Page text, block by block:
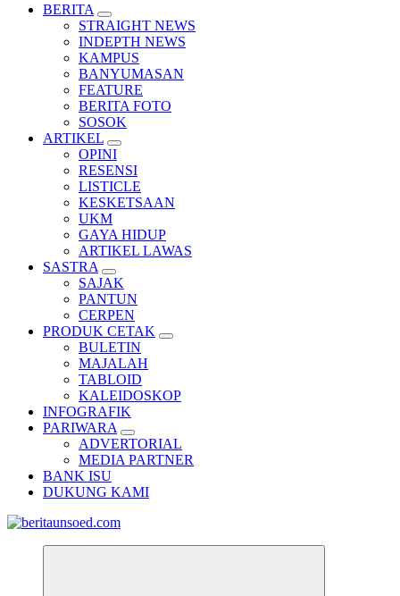
BERITA
STRAIGHT NEWS
INDEPTH NEWS
KAMPUS
BANYUMASAN
FEATURE
BERITA FOTO
SOSOK
ARTIKEL
OPINI
RESENSI
LISTICLE
KESKETSAAN
UKM
GAYA HIDUP
ARTIKEL LAWAS
SASTRA
SAJAK
PANTUN
CERPEN
PRODUK CETAK
BULETIN
MAJALAH
TABLOID
KALEIDOSKOP
INFOGRAFIK
PARIWARA
ADVERTORIAL
MEDIA PARTNER
BANK ISU
DUKUNG KAMI
Pemandu Wawasan Almamater